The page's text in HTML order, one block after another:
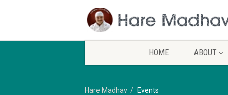
HOME ABOUT
Hare Madhav Events